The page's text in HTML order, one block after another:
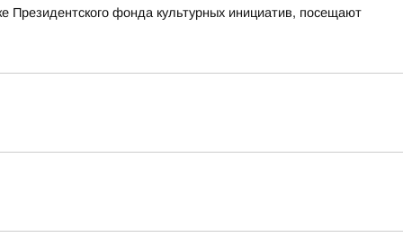
Президентского фонда культурных инициатив, посещают